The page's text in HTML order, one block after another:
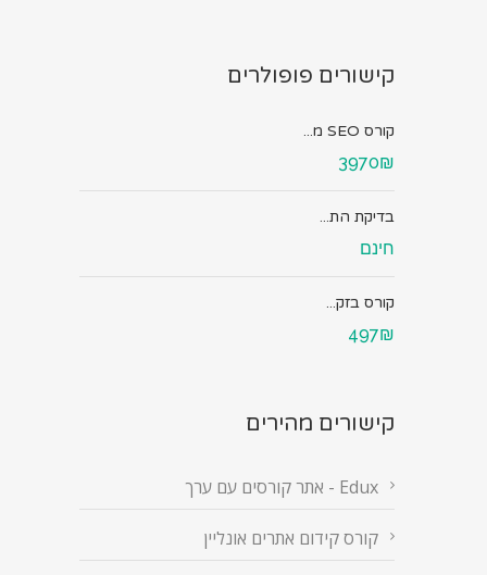
קישורים פופולרים
קורס SEO מ...
3970₪
בדיקת הת...
חינם
קורס בזק...
497₪
קישורים מהירים
Edux - אתר קורסים עם ערך
קורס קידום אתרים אונליין